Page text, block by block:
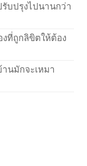
บปรุงไปนานกว่า
งที่ถูกลิขิตให้ต้อง
นมักจะเหมา